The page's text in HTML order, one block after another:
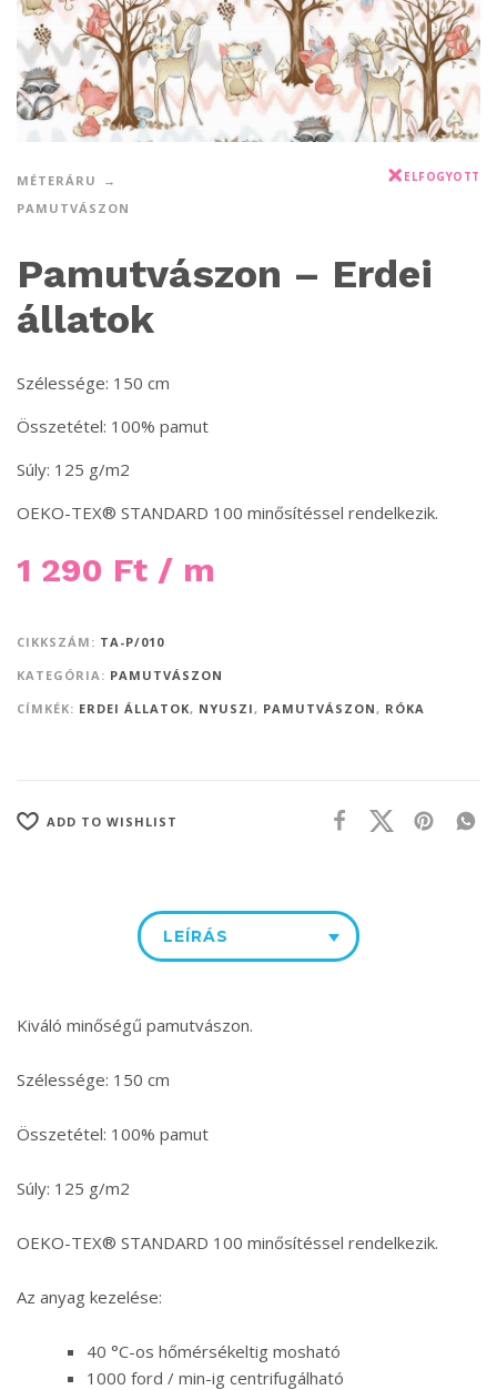
MÉTERÁRU
PAMUTVÁSZON
ELFOGYOTT
Pamutvászon – Erdei
állatok
Szélessége: 150 cm
Összetétel: 100% pamut
Súly: 125 g/m2
OEKO-TEX® STANDARD 100 minősítéssel rendelkezik.
1 290 Ft / m
CIKKSZÁM: TA-P/010
KATEGÓRIA: PAMUTVÁSZON
CÍMKÉK: ERDEI ÁLLATOK, NYUSZI , PAMUTVÁSZON , RÓKA
ADD TO WISHLIST
LEÍRÁS
Kiváló minőségű pamutvászon.
Szélessége: 150 cm
Összetétel: 100% pamut
Súly: 125 g/m2
OEKO-TEX® STANDARD 100 minősítéssel rendelkezik.
Az anyag kezelése:
40 °C-os hőmérsékeltig mosható
1000 ford / min-ig centrifugálható